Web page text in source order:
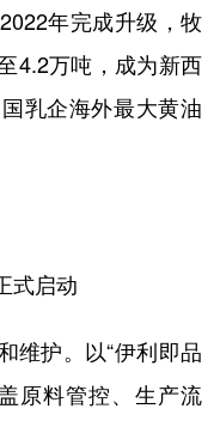
年完成升级，牧
4.2万吨，成为新西
乳企海外最大黄油
式启动
维护。以“伊利即品
原料管控、生产流